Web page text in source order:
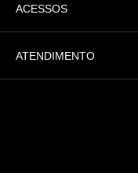
ACESSOS
ATENDIMENTO